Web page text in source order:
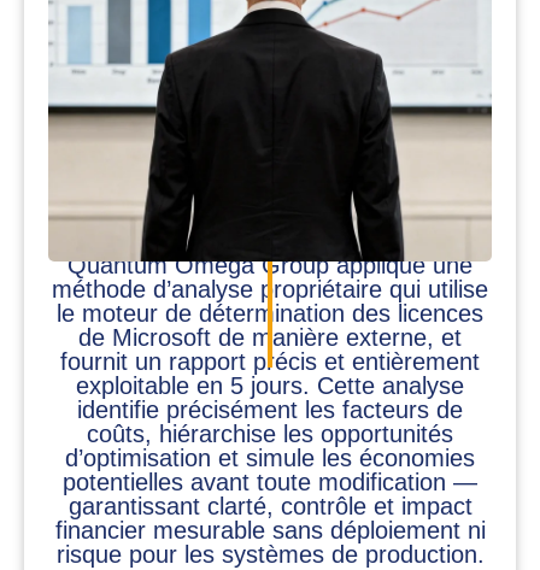
Quantum Omega Group applique une
méthode d’analyse propriétaire qui utilise
le moteur de détermination des licences
de Microsoft de manière externe, et
fournit un rapport précis et entièrement
exploitable en 5 jours. Cette analyse
identifie précisément les facteurs de
coûts, hiérarchise les opportunités
d’optimisation et simule les économies
potentielles avant toute modification —
garantissant clarté, contrôle et impact
financier mesurable sans déploiement ni
risque pour les systèmes de production.